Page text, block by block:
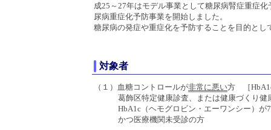
成25～27年はモデル事業として糖尿病腎症重症
尿病重症化予防事業を開始しました。
糖尿病の発症や重症化を予防することを目的とし
対象者
（１）血糖コントロールが非常に悪い方 ［
葛飾区特定健康診査、または健康づくり健
HbA1c（ヘモグロビン・エーワンシー）が
かつ医療機関未受診の方